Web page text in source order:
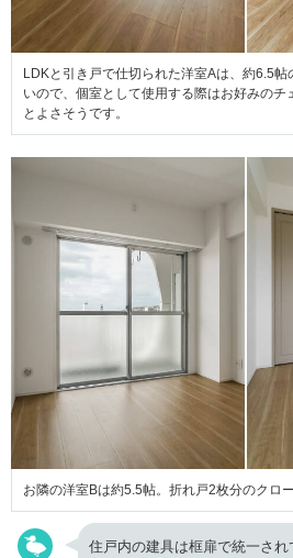
LDKと引き戸で仕切られた洋室Aは、約6.5
いので、個室として使用する際はお好みのチ
とよさそうです。
お隣の洋室Bは約5.5帖。折れ戸2枚分のクロ
住戸内の建具は框扉で統一さ